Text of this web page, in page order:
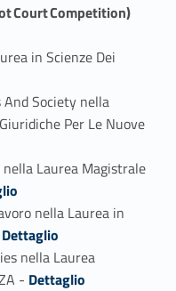
Court Competition)
in Scienze Dei
Society nella
Per Le Nuove
Laurea Magistrale
nella Laurea in
Link identifier #identifier_person_143746-4
Dettaglio
nella Laurea
- Link identifier #identifier_person_197774-5
Dettaglio